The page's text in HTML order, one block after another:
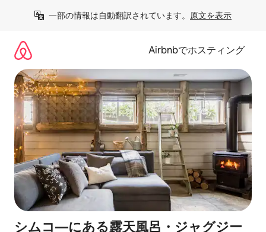
一部の情報は自動翻訳されています。 原文を表示
Airbnbでホスティング
シムコ―にある露天風呂・ジャグジー